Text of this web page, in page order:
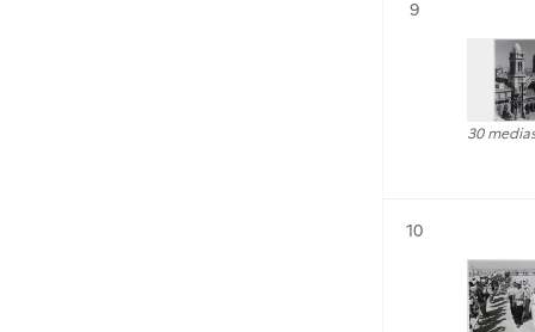
Résultat n°
9
30 medias
Résultat n°
10